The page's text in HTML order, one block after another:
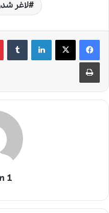
لاغر
لینکدین ‫تامبلر
چاپ
1